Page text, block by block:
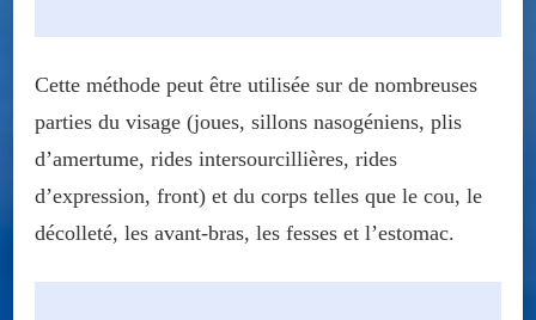
Cette méthode peut être utilisée sur de nombreuses
parties du visage (joues, sillons nasogéniens, plis
d’amertume, rides intersourcillières, rides
d’expression, front) et du corps telles que le cou, le
décolleté, les avant-bras, les fesses et l’estomac.